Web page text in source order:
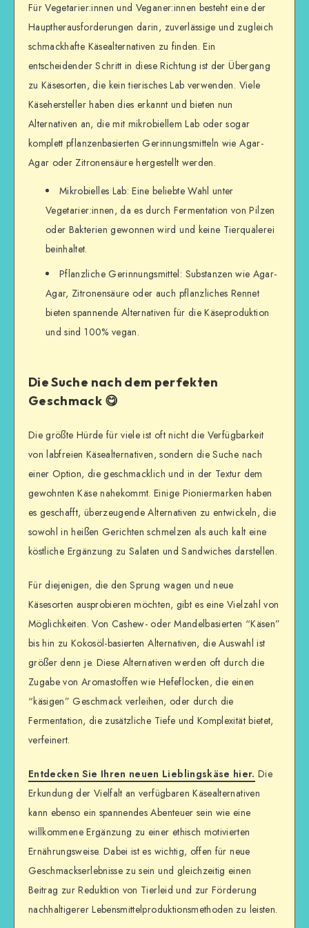
Für Vegetarier:innen und Veganer:innen besteht eine der
Hauptherausforderungen darin, zuverlässige und zugleich
schmackhafte Käsealternativen zu finden. Ein
entscheidender Schritt in diese Richtung ist der Übergang
zu Käsesorten, die kein tierisches Lab verwenden. Viele
Käsehersteller haben dies erkannt und bieten nun
Alternativen an, die mit mikrobiellem Lab oder sogar
komplett pflanzenbasierten Gerinnungsmitteln wie Agar-
Agar oder Zitronensäure hergestellt werden.
Mikrobielles Lab: Eine beliebte Wahl unter
Vegetarier:innen, da es durch Fermentation von Pilzen
oder Bakterien gewonnen wird und keine Tierquälerei
beinhaltet.
Pflanzliche Gerinnungsmittel: Substanzen wie Agar-
Agar, Zitronensäure oder auch pflanzliches Rennet
bieten spannende Alternativen für die Käseproduktion
und sind 100% vegan.
Die Suche nach dem perfekten
Geschmack 😋
Die größte Hürde für viele ist oft nicht die Verfügbarkeit
von labfreien Käsealternativen, sondern die Suche nach
einer Option, die geschmacklich und in der Textur dem
gewohnten Käse nahekommt. Einige Pioniermarken haben
es geschafft, überzeugende Alternativen zu entwickeln, die
sowohl in heißen Gerichten schmelzen als auch kalt eine
köstliche Ergänzung zu Salaten und Sandwiches darstellen.
Für diejenigen, die den Sprung wagen und neue
Käsesorten ausprobieren möchten, gibt es eine Vielzahl von
Möglichkeiten. Von Cashew- oder Mandelbasierten “Käsen”
bis hin zu Kokosöl-basierten Alternativen, die Auswahl ist
größer denn je. Diese Alternativen werden oft durch die
Zugabe von Aromastoffen wie Hefeflocken, die einen
“käsigen” Geschmack verleihen, oder durch die
Fermentation, die zusätzliche Tiefe und Komplexität bietet,
verfeinert.
Entdecken Sie Ihren neuen Lieblingskäse hier. Die
Erkundung der Vielfalt an verfügbaren Käsealternativen
kann ebenso ein spannendes Abenteuer sein wie eine
willkommene Ergänzung zu einer ethisch motivierten
Ernährungsweise. Dabei ist es wichtig, offen für neue
Geschmackserlebnisse zu sein und gleichzeitig einen
Beitrag zur Reduktion von Tierleid und zur Förderung
nachhaltigerer Lebensmittelproduktionsmethoden zu leisten.